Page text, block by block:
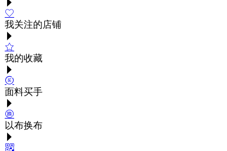
我关注的店铺
我的收藏
面料买手
以布换布